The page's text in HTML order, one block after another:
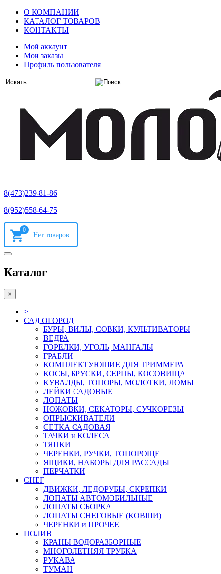
О КОМПАНИИ
КАТАЛОГ ТОВАРОВ
КОНТАКТЫ
Мой аккаунт
Мои заказы
Профиль пользователя
8(473)239-81-86
8(952)558-64-75
0
Каталог
×
>
САД ОГОРОД
БУРЫ, ВИЛЫ, СОВКИ, КУЛЬТИВАТОРЫ
ВЕДРА
ГОРЕЛКИ, УГОЛЬ, МАНГАЛЫ
ГРАБЛИ
КОМПЛЕКТУЮШИЕ ДЛЯ ТРИММЕРА
КОСЫ, БРУСКИ, СЕРПЫ, КОСОВИЩА
КУВАЛДЫ, ТОПОРЫ, МОЛОТКИ, ЛОМЫ
ЛЕЙКИ САДОВЫЕ
ЛОПАТЫ
НОЖОВКИ, СЕКАТОРЫ, СУЧКОРЕЗЫ
ОПРЫСКИВАТЕЛИ
СЕТКА САДОВАЯ
ТАЧКИ и КОЛЕСА
ТЯПКИ
ЧЕРЕНКИ, РУЧКИ, ТОПОРОЩЕ
ЯЩИКИ, НАБОРЫ ДЛЯ РАССАДЫ
ПЕРЧАТКИ
СНЕГ
ДВИЖКИ, ЛЕДОРУБЫ, СКРЕПКИ
ЛОПАТЫ АВТОМОБИЛЬНЫЕ
ЛОПАТЫ СБОРКА
ЛОПАТЫ СНЕГОВЫЕ (КОВШИ)
ЧЕРЕНКИ и ПРОЧЕЕ
ПОЛИВ
КРАНЫ ВОДОРАЗБОРНЫЕ
МНОГОЛЕТНЯЯ ТРУБКА
РУКАВА
ТУМАН